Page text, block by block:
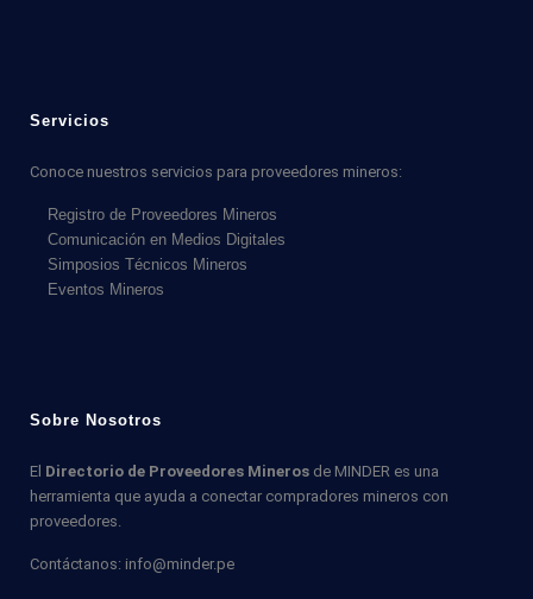
Servicios
Conoce nuestros servicios para proveedores mineros:
Registro de Proveedores Mineros
Comunicación en Medios Digitales
Simposios Técnicos Mineros
Eventos Mineros
Sobre Nosotros
El Directorio de Proveedores Mineros de MINDER es una
herramienta que ayuda a conectar compradores mineros con
proveedores.
Contáctanos: info@minder.pe